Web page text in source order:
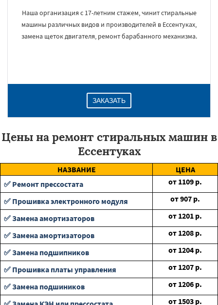
Наша организация с 17-летним стажем, чинит стиральные
машины различных видов и производителей в Ессентуках,
замена щеток двигателя, ремонт барабанного механизма.
ЗАКАЗАТЬ
Цены на ремонт стиральных машин в
Ессентуках
НАЗВАНИЕ
ЦЕНА
✅ Ремонт прессостата
от 1109 р.
✅ Прошивка электронного модуля
от907 р.
✅ Замена амортизаторов
от 1201 р.
✅ Замена амортизаторов
от 1208 р.
✅ Замена подшипников
от 1204 р.
✅ Прошивка платы управления
от 1207 р.
✅ Замена подшиников
от 1206 р.
от 1503 р.